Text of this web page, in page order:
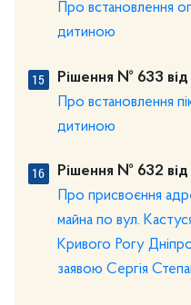
Про встановлення
дитиною
Рішення № 633
Про встановлення
дитиною
Рішення № 632
Про присвоєння
майна по вул.
Кривого Рогу
заявою Сергія